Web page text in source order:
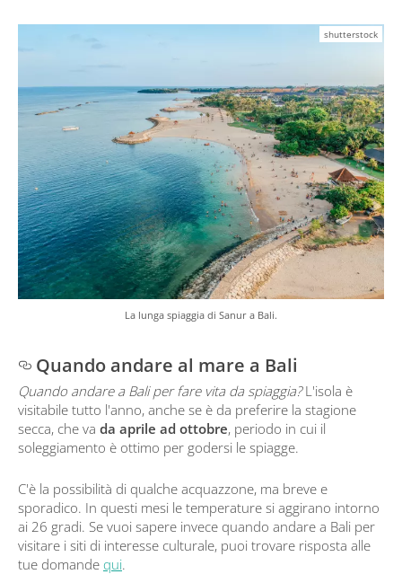
shutterstock
La lunga spiaggia di Sanur a Bali.
Quando andare al mare a Bali
Quando andare a Bali per fare vita da spiaggia?L'isola è
visitabile tutto l'anno, anche se è da preferire la stagione
secca, che va da aprile ad ottobre, periodo in cui il
soleggiamento è ottimo per godersi le spiagge.
C'è la possibilità di qualche acquazzone, ma breve e
sporadico. In questi mesi le temperature si aggirano intorno
ai 26 gradi. Se vuoi sapere invece quando andare a Bali per
visitare i siti di interesse culturale, puoi trovare risposta alle
tue domande qui.